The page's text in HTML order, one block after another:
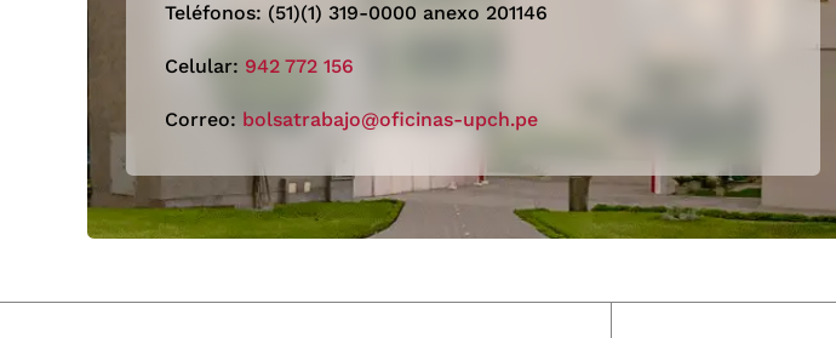
Teléfonos: (51)(1) 319-0000 anexo 201146
Celular: 942 772 156
Correo: bolsatrabajo@oficinas-upch.pe